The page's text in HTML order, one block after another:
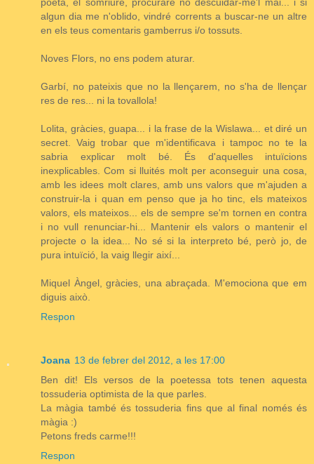
algun dia me n'oblido, vindré corrents a buscar-ne un altre
en els teus comentaris gamberrus i/o tossuts.
Noves Flors, no ens podem aturar.
Garbí, no pateixis que no la llençarem, no s'ha de llençar
res de res... ni la tovallola!
Lolita, gràcies, guapa... i la frase de la Wislawa... et diré un
secret. Vaig trobar que m'identificava i tampoc no te la
sabria explicar molt bé. És d'aquelles intuïcions
inexplicables. Com si lluités molt per aconseguir una cosa,
amb les idees molt clares, amb uns valors que m'ajuden a
construir-la i quan em penso que ja ho tinc, els mateixos
valors, els mateixos... els de sempre se'm tornen en contra
i no vull renunciar-hi... Mantenir els valors o mantenir el
projecte o la idea... No sé si la interpreto bé, però jo, de
pura intuïció, la vaig llegir així...
Miquel Àngel, gràcies, una abraçada. M'emociona que em
diguis això.
Respon
Joana 13 de febrer del 2012, a les 17:00
Ben dit! Els versos de la poetessa tots tenen aquesta
tossuderia optimista de la que parles.
La màgia també és tossuderia fins que al final només és
màgia :)
Petons freds carme!!!
Respon